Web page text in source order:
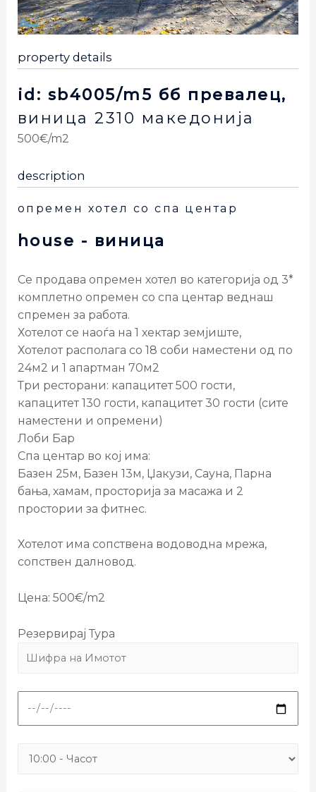
property details
id: sb4005/m5 бб превалец,
виница 2310 македонија
500€/m2
description
опремен хотел со спа центар
house - виница
Се продава опремен хотел во категорија од 3*
комплетно опремен со спа центар веднаш
спремен за работа.
Хотелот се наоѓа на 1 хектар земјиште,
Хотелот располага со 18 соби наместени од по
24м2 и 1 апартман 70м2
Три ресторани: капацитет 500 гости,
капацитет 130 гости, капацитет 30 гости (сите
наместени и опремени)
Лоби Бар
Спа центар во кој има:
Базен 25м, Базен 13м, Џакузи, Сауна, Парна
бања, хамам, просторија за масажа и 2
простории за фитнес.
Хотелот има сопствена водоводна мрежа,
сопствен далновод.
Цена: 500€/m2
Резервирај Тура